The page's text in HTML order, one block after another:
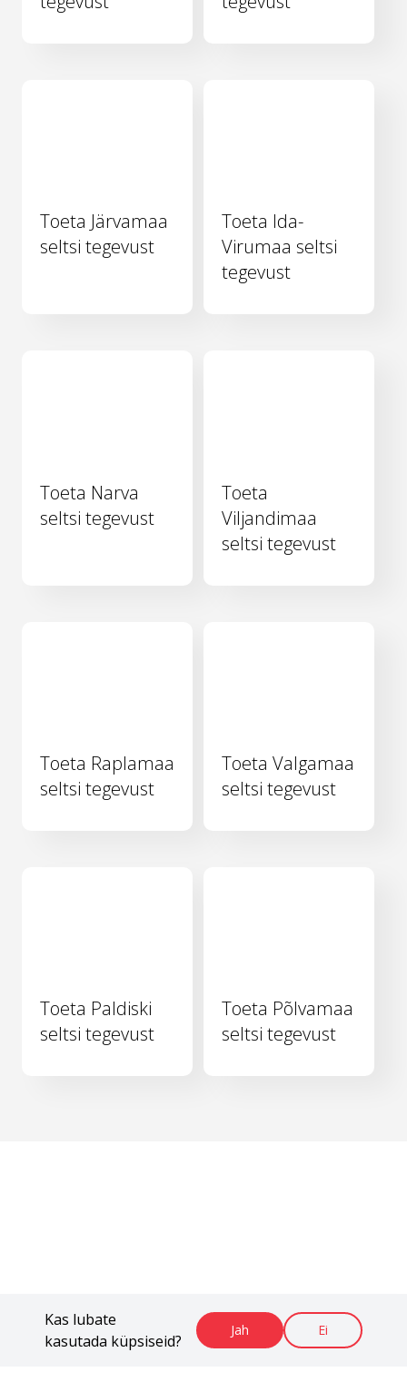
Kas lubate
kasutada küpsiseid?
Jah Ei
Toeta Järvamaa
seltsi tegevust
Toeta Ida-
Virumaa seltsi
tegevust
Toeta Narva
seltsi tegevust
Toeta
Viljandimaa
seltsi tegevust
Toeta Raplamaa
seltsi tegevust
Toeta Valgamaa
seltsi tegevust
Toeta Paldiski
seltsi tegevust
Toeta Põlvamaa
seltsi tegevust